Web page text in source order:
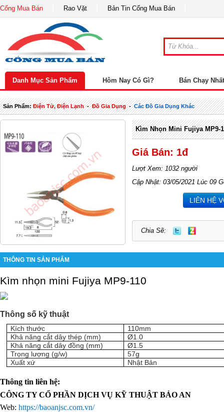
Cổng Mua Bán Rao Vặt Bản Tin Cổng Mua Bán
Danh Mục Sản Phẩm Hôm Nay Có Gì? Bán Chạy Nhất
Sản Phẩm:Điện Tử, Điện Lạnh-Đồ Gia Dụng-Các Đồ Gia Dụng Khác
Kìm Nhọn Mini Fujiya MP9-
Giá Bán: 1đ
Lượt Xem: 1032 người
Cập Nhật: 03/05/2021 Lúc 09
LIÊN HỆ
Chia Sẽ:
THÔNG TIN SẢN PHẨM
Kìm nhọn mini Fujiya MP9-110
Thông số kỹ thuật
Kích thước
110mm
Khả năng cắt dây thép (mm)
Ø1.0
Khả năng cắt dây đồng (mm)
Ø1.5
Trọng lượng (g/w)
57g
Xuất xứ
Nhật Bản
Thông tin liên hệ:
CÔNG TY CỔ PHẦN DỊCH VỤ KỸ THUẬT BẢO AN
Web: https://baoanjsc.com.vn/